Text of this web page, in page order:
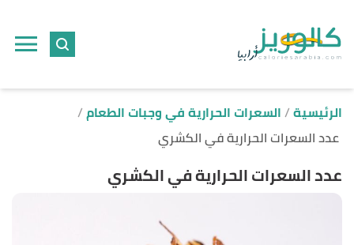
الرئيسية السعرات الحرارية في وجبات الطعام
عدد السعرات الحرارية في الكشري
عدد السعرات الحرارية في الكشري